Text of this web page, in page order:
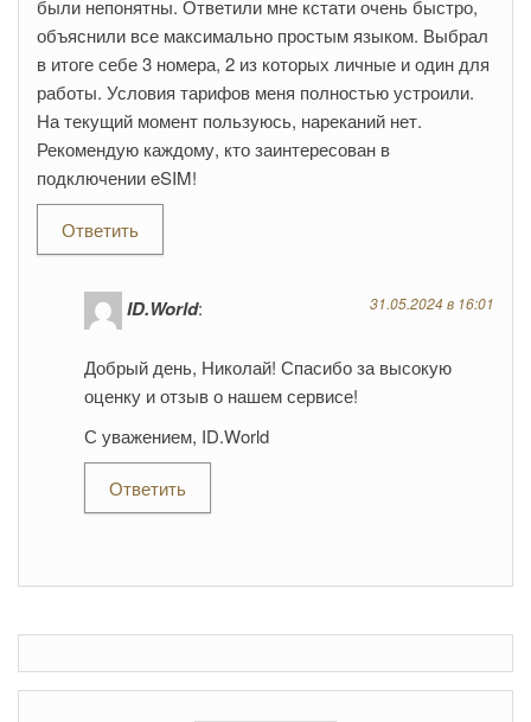
были непонятны. Ответили мне кстати очень быстро,
объяснили все максимально простым языком. Выбрал
в итоге себе 3 номера, 2 из которых личные и один для
работы. Условия тарифов меня полностью устроили.
На текущий момент пользуюсь, нареканий нет.
Рекомендую каждому, кто заинтересован в
подключении eSIM!
Ответить
ID.World: 31.05.2024 в 16:01
Добрый день, Николай! Спасибо за высокую
оценку и отзыв о нашем сервисе!
С уважением, ID.World
Ответить